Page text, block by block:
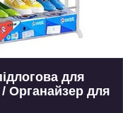
для
Органайзер для